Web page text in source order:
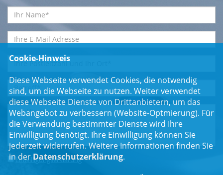
Einwilligungserklärung*
Cookie-Hinweis
Diese Webseite verwendet Cookies, die notwendig
sind, um die Webseite zu nutzen. Weiter verwendet
diese Webseite Dienste von Drittanbietern, um das
Webangebot zu verbessern (Website-Optmierung). Für
die Verwendung bestimmter Dienste wird Ihre
Einwilligung benötigt. Ihre Einwilligung können Sie
jederzeit widerrufen. Weitere Informationen finden Sie
in der Datenschutzerklärung.